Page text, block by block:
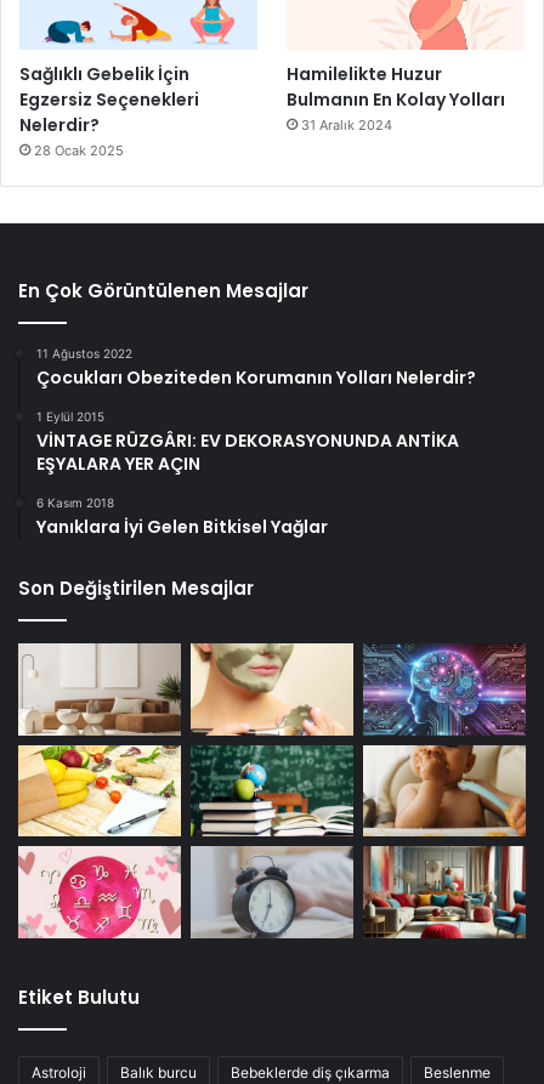
Sağlıklı Gebelik İçin
Egzersiz Seçenekleri
Nelerdir?
28 Ocak 2025
Hamilelikte Huzur
Bulmanın En Kolay Yolları
31 Aralık 2024
En Çok Görüntülenen Mesajlar
11 Ağustos 2022
Çocukları Obeziteden Korumanın Yolları Nelerdir?
1 Eylül 2015
VİNTAGE RÜZGÂRI: EV DEKORASYONUNDA ANTİKA
EŞYALARA YER AÇIN
6 Kasım 2018
Yanıklara İyi Gelen Bitkisel Yağlar
Son Değiştirilen Mesajlar
Etiket Bulutu
Astroloji Balık burcu Bebeklerde diş çıkarma Beslenme